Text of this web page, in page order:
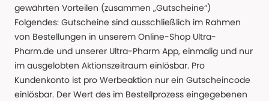
gewährten Vorteilen (zusammen „Gutscheine“)
Folgendes: Gutscheine sind ausschließlich im Rahmen
von Bestellungen in unserem Online-Shop Ultra-
Pharm.de und unserer Ultra-Pharm App, einmalig und nur
im ausgelobten Aktionszeitraum einlösbar. Pro
Kundenkonto ist pro Werbeaktion nur ein Gutscheincode
einlösbar. Der Wert des im Bestellprozess eingegebenen